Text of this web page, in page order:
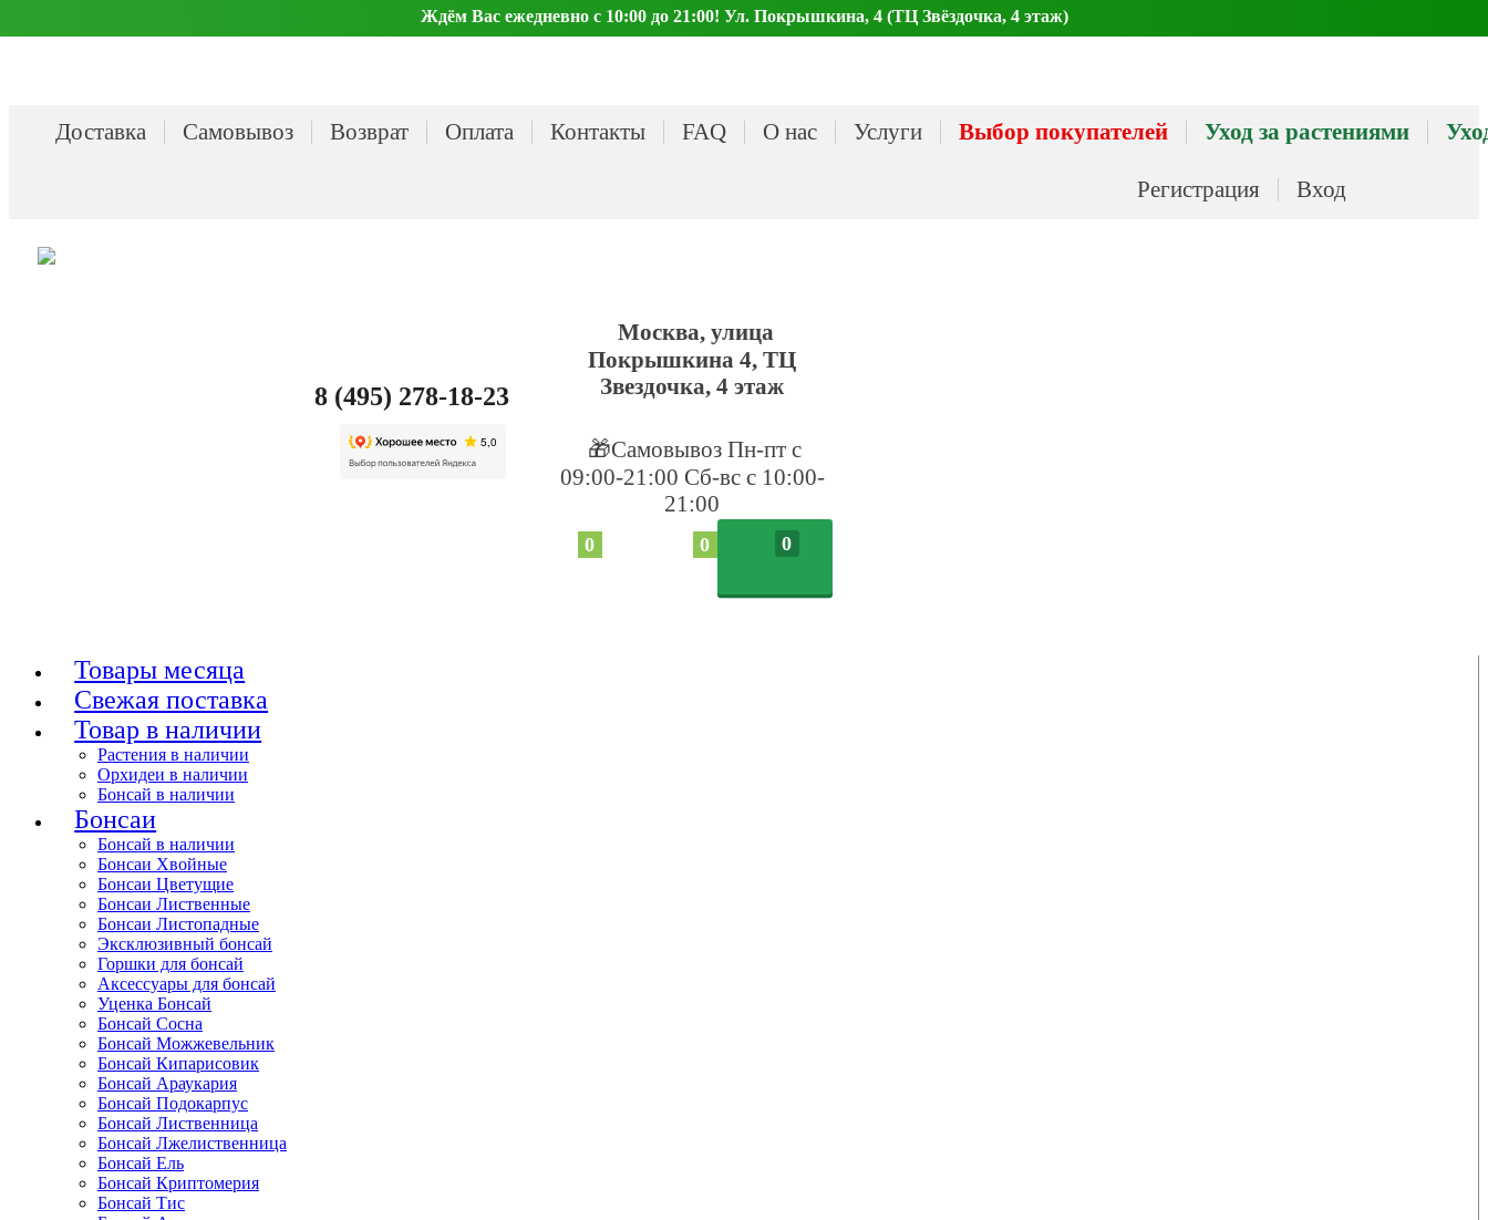
Ждём Вас ежедневно с 10:00 до 21:00! Ул. Покрышкина, 4 (ТЦ Звёздочка, 4 этаж)
Доставка Самовывоз Возврат Оплата Контакты FAQ О нас Услуги Выбор покупателей Уход за растениями
Регистрация Вход
8 (495) 278-18-23
Москва, улица
Покрышкина 4, ТЦ
Звездочка, 4 этаж
🎁Самовывоз Пн-пт с
09:00-21:00 Сб-вс с 10:00-
21:00
0
0 0
Товары месяца
Свежая поставка
Товар в наличии
Растения в наличии
Орхидеи в наличии
Бонсай в наличии
Бонсаи
Бонсай в наличии
Бонсаи Хвойные
Бонсаи Цветущие
Бонсаи Лиственные
Бонсаи Листопадные
Эксклюзивный бонсай
Горшки для бонсай
Аксессуары для бонсай
Уценка Бонсай
Бонсай Сосна
Бонсай Можжевельник
Бонсай Кипарисовик
Бонсай Араукария
Бонсай Подокарпус
Бонсай Лиственница
Бонсай Лжелиственница
Бонсай Ель
Бонсай Криптомерия
Бонсай Тис